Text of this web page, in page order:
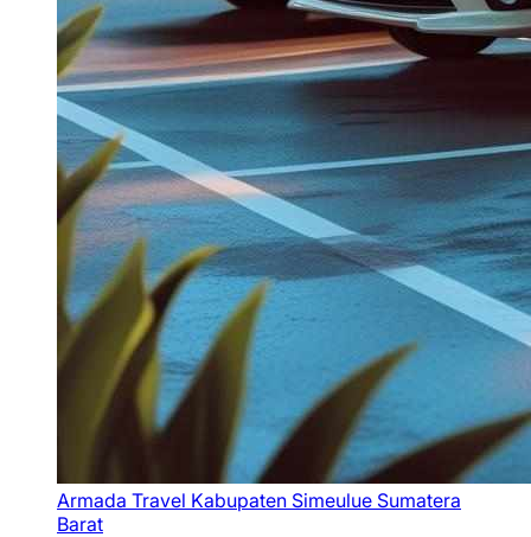
Armada Travel Kabupaten Simeulue Sumatera
Barat